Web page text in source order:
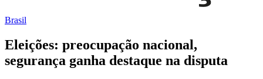
Brasil
Eleições: preocupação nacional,
segurança ganha destaque na disputa